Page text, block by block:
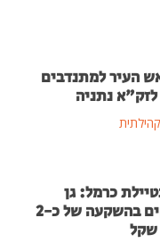
העיר למתנדבים
נתניה
כרמל: גן
משחקים בהשקעה של כ-2
שקל